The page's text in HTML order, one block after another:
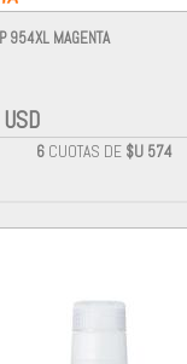
954XL MAGENTA
6CUOTAS DE $U 574